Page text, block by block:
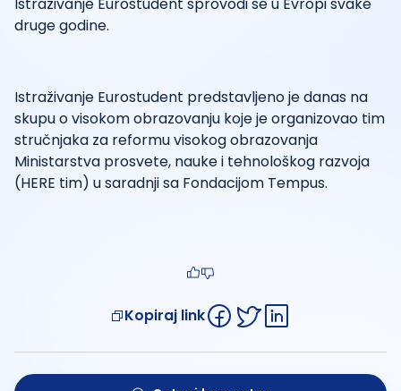
druge godine.
Istraživanje Eurostudent predstavljeno je danas na
skupu o visokom obrazovanju koje je organizovao tim
stručnjaka za reformu visokog obrazovanja
Ministarstva prosvete, nauke i tehnološkog razvoja
(HERE tim) u saradnji sa Fondacijom Tempus.
Kopiraj link